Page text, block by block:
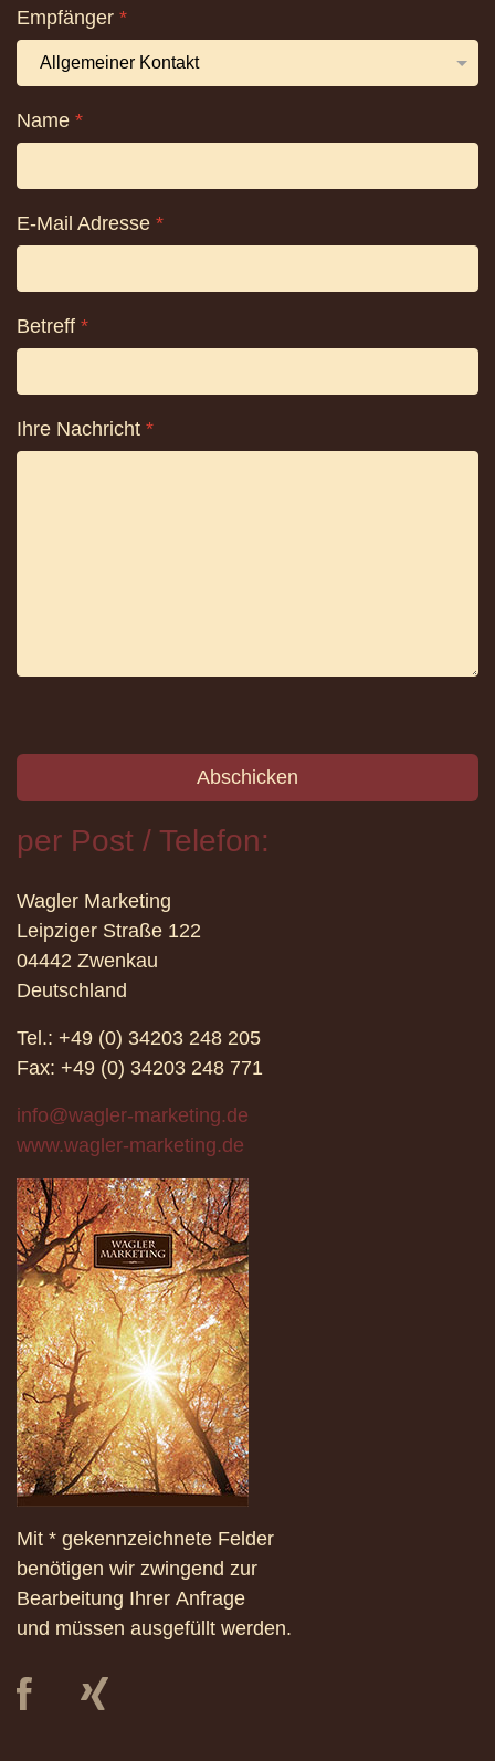
Empfänger *
Name *
E-Mail Adresse *
Betreff *
Ihre Nachricht *
Abschicken
per Post / Telefon:
Wagler Marketing
Leipziger Straße 122
04442 Zwenkau
Deutschland
Tel.: +49 (0) 34203 248 205
Fax: +49 (0) 34203 248 771
info@wagler-marketing.de
www.wagler-marketing.de
Mit * gekennzeichnete Felder
benötigen wir zwingend zur
Bearbeitung Ihrer Anfrage
und müssen ausgefüllt werden.